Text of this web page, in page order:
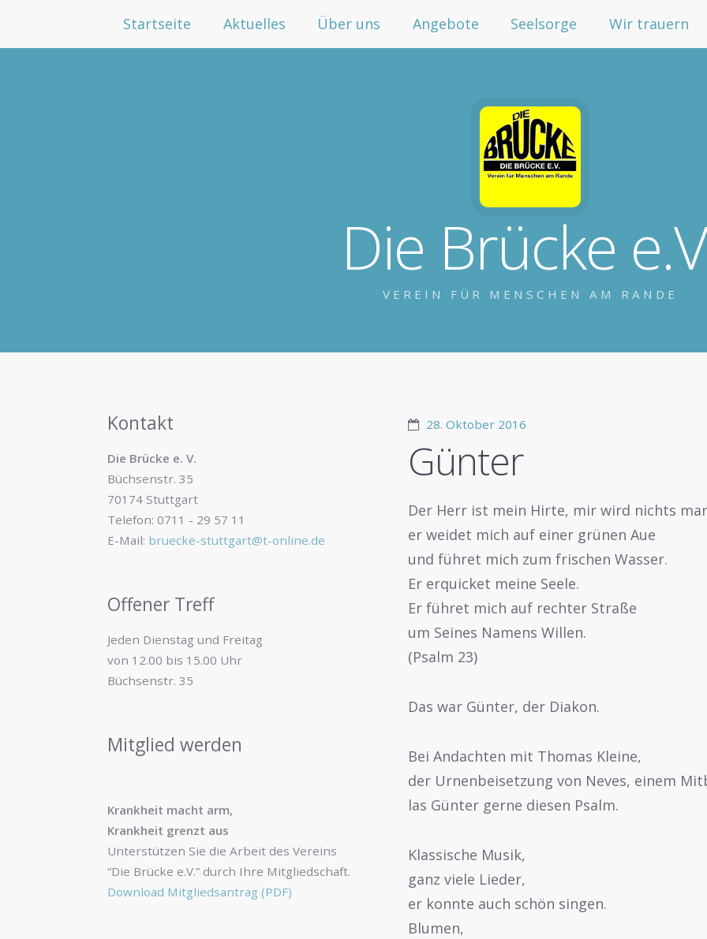
Die Brücke
VEREIN FÜR MENSCHEN AM RANDE
Startseite Aktuelles Über uns Angebote Seelsorge Wir trauern
28. Oktober 2016
Günter
Der Herr ist mein Hirte, mir wird nichts
er weidet mich auf einer grünen Aue
und führet mich zum frischen Wasser.
Er erquicket meine Seele.
Er führet mich auf rechter Straße
um Seines Namens Willen.
(Psalm 23)
Das war Günter, der Diakon.
Bei Andachten mit Thomas Kleine,
der Urnenbeisetzung von Neves, einem
las Günter gerne diesen Psalm.
Klassische Musik,
ganz viele Lieder,
er konnte auch schön singen.
Blumen,
Kontakt
Die Brücke e. V.
Büchsenstr. 35
70174 Stuttgart
Telefon: 0711 - 29 57 11
E-Mail: bruecke-stuttgart@t-online.de
Offener Treff
Jeden Dienstag und Freitag
von 12.00 bis 15.00 Uhr
Büchsenstr. 35
Mitglied werden
Krankheit macht arm,
Krankheit grenzt aus
Unterstützen Sie die Arbeit des Vereins
“Die Brücke e.V.” durch Ihre Mitgliedschaft.
Download Mitgliedsantrag (PDF)